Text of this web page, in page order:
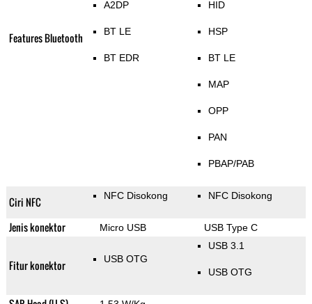
Features Bluetooth
A2DP
BT LE
BT EDR
HID
HSP
BT LE
MAP
OPP
PAN
PBAP/PAB
Ciri NFC NFC Disokong NFC Disokong
Jenis konektor Micro USB USB Type C
Fitur konektor USB OTG
USB 3.1
USB OTG